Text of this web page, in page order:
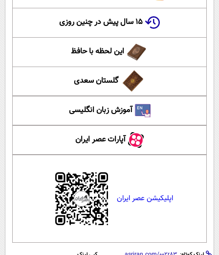
۱۵ سال پیش در چنین روزی
این لحظه با حافظ
گلستان سعدی
آموزش زبان انگلیسی
آپارات عصر ایران
اپلیکیشن عصر ایران